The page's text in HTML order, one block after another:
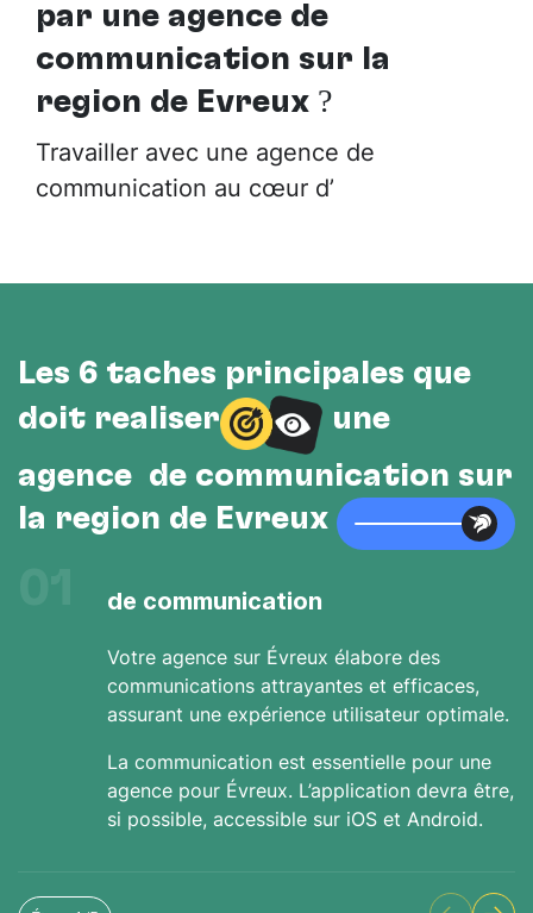
par une agence de
communication sur la
région de Evreux ?
Travailler avec une agence de
communication au cœur d’
Les 6 tâches principales que
doit réaliser
une
agence de communication sur
la région de Evreux
de communication
Votre agence sur Évreux élabore des
communications attrayantes et efficaces,
assurant une expérience utilisateur optimale.
La communication est essentielle pour une
agence pour Évreux. L’application devra être,
si possible, accessible sur iOS et Android.